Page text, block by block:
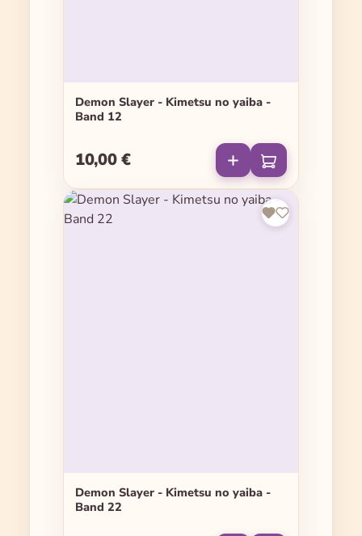
Demon Slayer - Kimetsu no yaiba -
Band 12
Regulärer Preis:
10,00 €
Demon Slayer - Kimetsu no yaiba -
Band 22